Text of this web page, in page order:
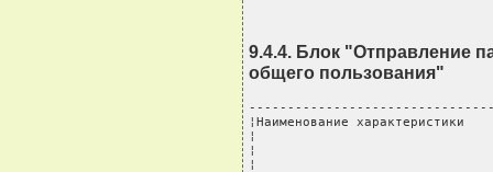
9.4.4. Блок "Отправление
общего пользования"
¦Наименование
¦
¦
¦